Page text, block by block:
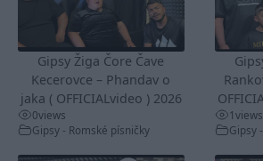
Gipsy Žiga Čore Čave
Kecerovce – Phandav o
jaka ( OFFICIALvideo ) 2026
0views
Gipsy - Romské písničky
1views
Gipsy